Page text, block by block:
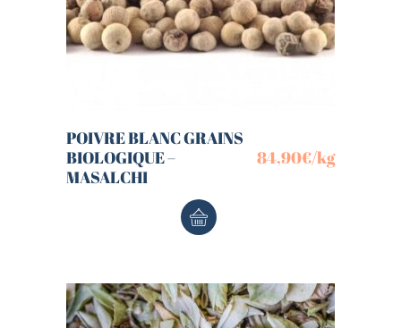
POIVRE BLANC GRAINS
BIOLOGIQUE –
MASALCHI
84,90€/kg